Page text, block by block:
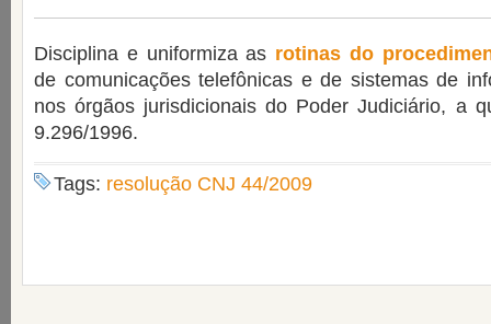
Disciplina e uniformiza as rotinas do
de comunicações telefônicas e de sistemas de
nos órgãos jurisdicionais do Poder Judiciário, a
9.296/1996.
Tags: resolução CNJ 44/2009